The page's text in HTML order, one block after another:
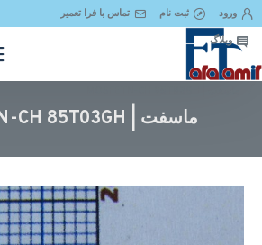
ورود ثبت نام تماس با فرا تعمیر
وبلاگ
ماسفت | MOSFETN-CH 85T03GH